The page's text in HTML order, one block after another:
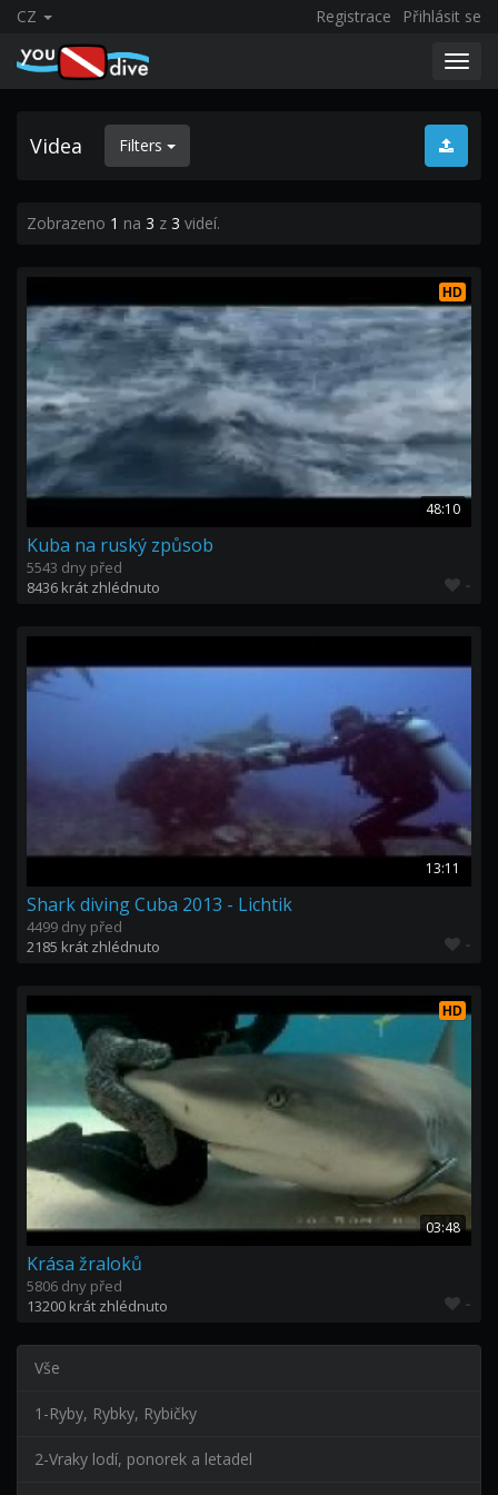
CZ Registrace Přihlásit se
Videa Filters
Zobrazeno 1 na 3 z 3 videí.
HD
48:10
Kuba na ruský způsob
5543 dny před
8436 krát zhlédnuto
-
13:11
Shark diving Cuba 2013 - Lichtik
4499 dny před
2185 krát zhlédnuto
-
HD
03:48
Krása žraloků
5806 dny před
13200 krát zhlédnuto
-
Vše
1-Ryby, Rybky, Rybičky
2-Vraky lodí, ponorek a letadel